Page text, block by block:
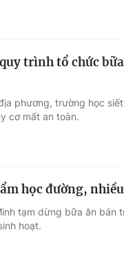
lịch
lượng cuộc sống
trình tổ chức
phương, trường học
cơ mất an toàn.
học đường,
tạm dừng bữa ăn bán
hoạt.